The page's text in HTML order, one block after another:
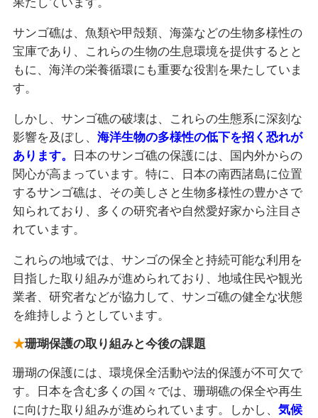
サンゴ礁は、魚類や甲殻類、海藻などの生物多様性の
宝庫であり、これらの生物の生息環境を提供するとと
もに、海洋の栄養循環にも重要な役割を果たしていま
す。
しかし、サンゴ礁の破壊は、これらの生態系に深刻な
影響を及ぼし、 海洋生物の多様性の低下を招く恐れが
あります。
日本のサンゴ礁の保護には、国内外からの
関心が高まっています。特に、日本の南西諸島に位置
するサンゴ礁は、その美しさと生物多様性の豊かさで
知られており、多くの研究者や自然愛好家から注目さ
れています。
これらの地域では、サンゴの保全と持続可能な利用を
目指した取り組みが進められており、地域住民や観光
業者、研究者などが協力して、サンゴ礁の健全な状態
を維持しようとしています。
珊瑚保護の取り組みと今後の課題
珊瑚の保護には、環境保全活動や法的保護が不可欠で
す。日本を含む多くの国々では、珊瑚礁の保全や再生
に向けた取り組みが進められています。しかし、 気候